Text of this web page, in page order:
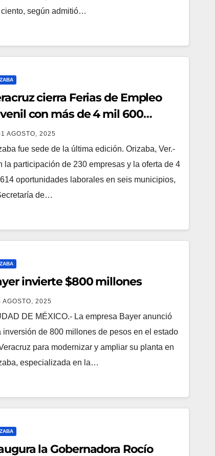
ciento, según admitió…
cierra Ferias de Empleo
con más de 4 mil 600
AGOSTO, 2025
fue sede de la última edición. Orizaba, Ver.-
la participación de 230 empresas y la oferta de 4
oportunidades laborales en seis municipios,
de…
invierte $800 millones
AGOSTO, 2025
DE MÉXICO.- La empresa Bayer anunció
inversión de 800 millones de pesos en el estado
para modernizar y ampliar su planta en
especializada en la…
la Gobernadora Rocío